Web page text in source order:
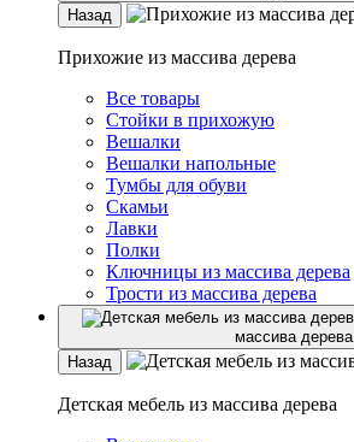
Назад
Прихожие из массива дерева
Все товары
Стойки в прихожую
Вешалки
Вешалки напольные
Тумбы для обуви
Скамьи
Лавки
Полки
Ключницы из массива дерева
Трости из массива дерева
массива дерева
Назад
Детская мебель из массива дерева